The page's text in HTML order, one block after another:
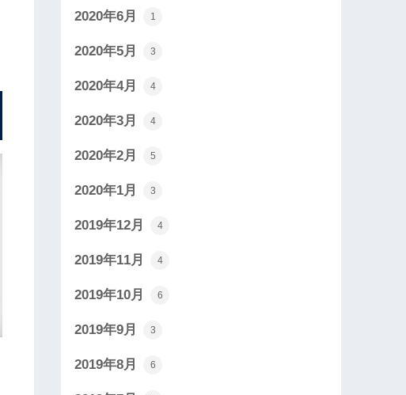
2020年6月 1
2020年5月 3
2020年4月 4
2020年3月 4
2020年2月 5
2020年1月 3
2019年12月 4
2019年11月 4
2019年10月 6
2019年9月 3
2019年8月 6